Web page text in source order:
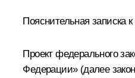
Пояснительная записка
Проект федерального
Федерации» (далее